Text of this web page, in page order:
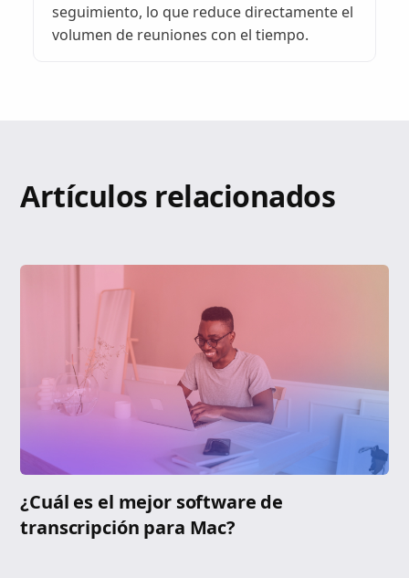
seguimiento, lo que reduce directamente el
volumen de reuniones con el tiempo.
Artículos relacionados
¿Cuál es el mejor software de
transcripción para Mac?